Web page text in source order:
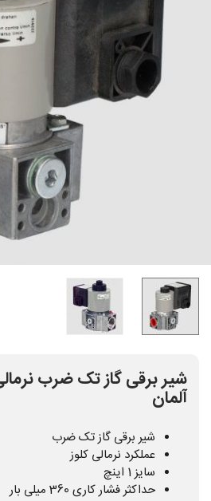
آلمان
شیر برقی گاز تک ضرب
عملکرد نرمالی کلوز
سایز 1 اینچ
حداکثر فشار کاری 360 میلی بار